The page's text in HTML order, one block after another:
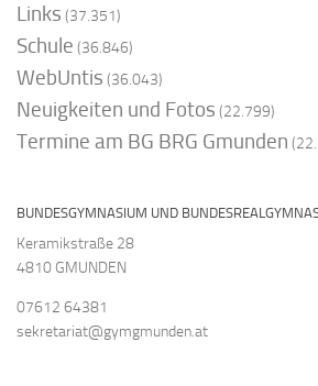
Links (37.351)
Schule (36.846)
WebUntis (36.043)
Neuigkeiten und Fotos (22.799)
Termine am BG BRG Gmunden
BUNDESGYMNASIUM UND
Keramikstraße 28
4810 GMUNDEN
07612 64381
sekretariat@gymgmunden.at